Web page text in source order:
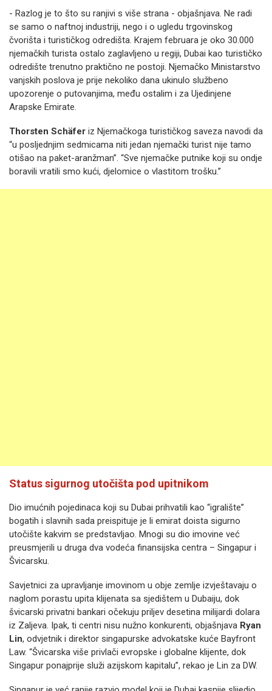
- Razlog je to što su ranjivi s više strana - objašnjava. Ne radi
se samo o naftnoj industriji, nego i o ugledu trgovinskog
čvorišta i turističkog odredišta. Krajem februara je oko 30.000
njemačkih turista ostalo zaglavljeno u regiji, Dubai kao turističko
odredište trenutno praktično ne postoji. Njemačko Ministarstvo
vanjskih poslova je prije nekoliko dana ukinulo službeno
upozorenje o putovanjima, među ostalim i za Ujedinjene
Arapske Emirate.
Thorsten Schäfer iz Njemačkoga turističkog saveza navodi da
“u posljednjim sedmicama niti jedan njemački turist nije tamo
otišao na paket-aranžman”. “Sve njemačke putnike koji su ondje
boravili vratili smo kući, djelomice o vlastitom trošku.”
Status sigurnog utočišta pod upitnikom
Dio imućnih pojedinaca koji su Dubai prihvatili kao “igralište”
bogatih i slavnih sada preispituje je li emirat doista sigurno
utočište kakvim se predstavljao. Mnogi su dio imovine već
preusmjerili u druga dva vodeća finansijska centra – Singapur i
Švicarsku.
Savjetnici za upravljanje imovinom u obje zemlje izvještavaju o
naglom porastu upita klijenata sa sjedištem u Dubaiju, dok
švicarski privatni bankari očekuju priljev desetina milijardi dolara
iz Zaljeva. Ipak, ti centri nisu nužno konkurenti, objašnjava Ryan
Lin, odvjetnik i direktor singapurske advokatske kuće Bayfront
Law. “Švicarska više privlači evropske i globalne klijente, dok
Singapur ponajprije služi azijskom kapitalu”, rekao je Lin za DW.